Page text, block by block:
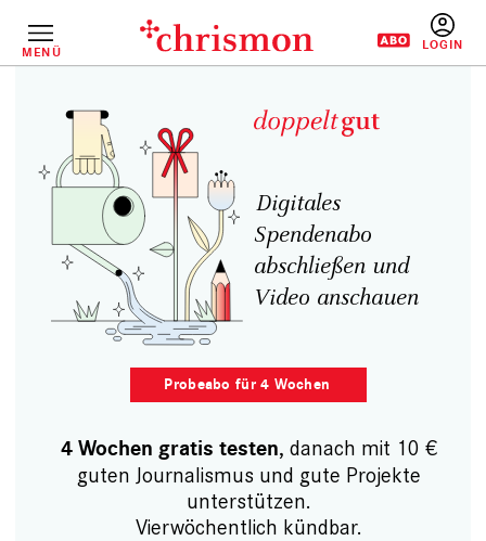
InhaltMENÜ
und weiterlesen
4 Wochen gratis testen, danach mit 10 €
guten Journalismus und gute Projekte
unterstützen.
Vierwöchentlich kündbar.